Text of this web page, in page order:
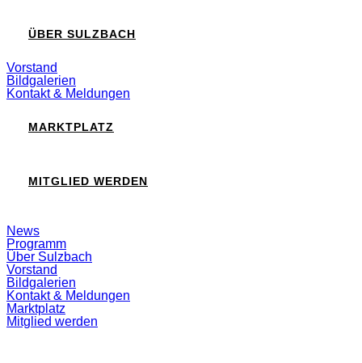
ÜBER SULZBACH
Vorstand
Bildgalerien
Kontakt & Meldungen
MARKTPLATZ
MITGLIED WERDEN
Suchfeld
ein-/ausblenden
News
Programm
Über Sulzbach
Vorstand
Bildgalerien
Kontakt & Meldungen
Marktplatz
Mitglied werden